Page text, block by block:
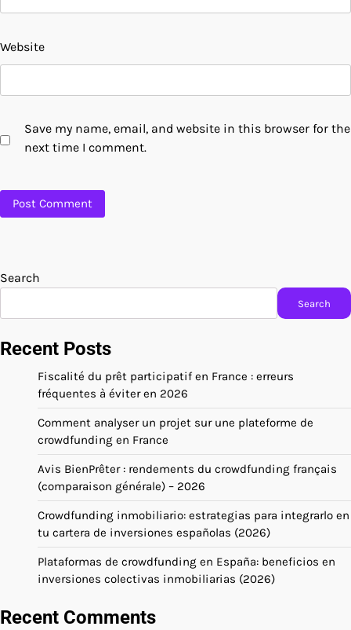
Website
Save my name, email, and website in this browser for the
next time I comment.
Search
Search
Recent Posts
Fiscalité du prêt participatif en France : erreurs
fréquentes à éviter en 2026
Comment analyser un projet sur une plateforme de
crowdfunding en France
Avis BienPrêter : rendements du crowdfunding français
(comparaison générale) – 2026
Crowdfunding inmobiliario: estrategias para integrarlo en
tu cartera de inversiones españolas (2026)
Plataformas de crowdfunding en España: beneficios en
inversiones colectivas inmobiliarias (2026)
Recent Comments